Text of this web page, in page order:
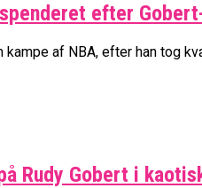
efter
af NBA, efter han tog
Rudy Gobert i